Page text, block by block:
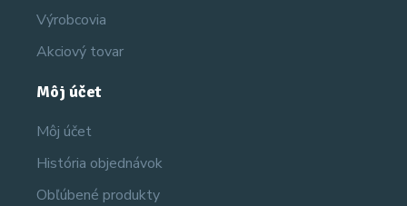
Výrobcovia
Akciový tovar
Môj účet
Môj účet
História objednávok
Obľúbené produkty